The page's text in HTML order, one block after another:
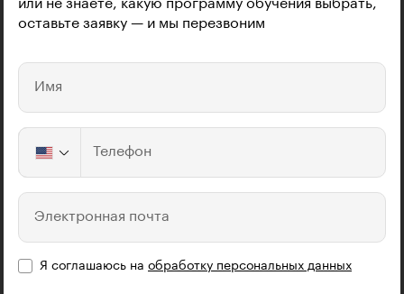
или не знаете, какую программу обучения выбрать,
оставьте заявку — и мы перезвоним
Имя
Телефон
Электронная почта
Я соглашаюсь на обработку персональных данных